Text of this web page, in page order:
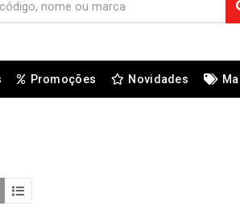
Promoções Novidades